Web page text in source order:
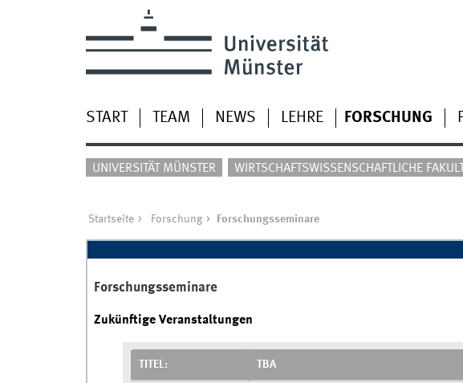
START TEAM NEWS LEHRE FORSCHUNG
UNIVERSITÄT MÜNSTER WIRTSCHAFTSWISSENSCHAFTLICHE
Startseite Forschung Forschungsseminare
Forschungsseminare
Zukünftige Veranstaltungen
TITEL: TBA